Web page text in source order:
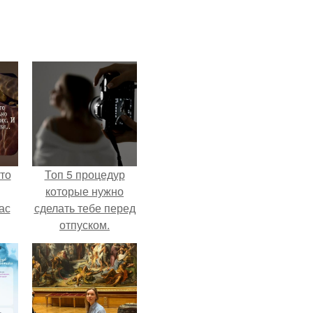
в
Топ 5 процедур
которые нужно
сделать тебе перед
отпуском.